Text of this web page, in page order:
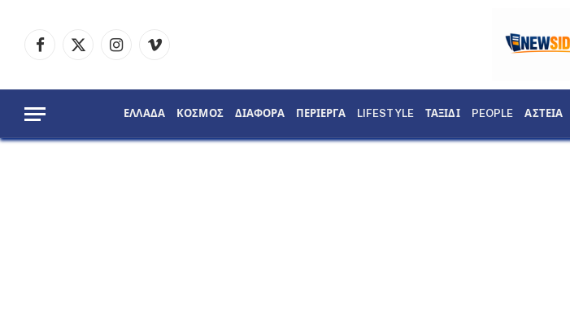
Facebook
X
InstagramVimeo
ΕΛΛΑΔΑ ΚΟΣΜΟΣ ΔΙΑΦΟΡΑ ΠΕΡΙΕΡΓΑ LIFESTYLE ΤΑΞΙΔΙ PEOPLE ΑΣΤΕΙΑ